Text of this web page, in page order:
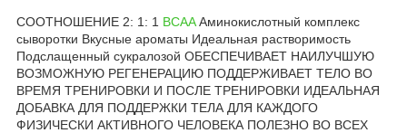
СООТНОШЕНИЕ 2: 1: 1 BCAAАминокислотный комплекс
сыворотки Вкусные ароматы Идеальная растворимость
Подслащенный сукралозой ОБЕСПЕЧИВАЕТ НАИЛУЧШУЮ
ВОЗМОЖНУЮ РЕГЕНЕРАЦИЮ ПОДДЕРЖИВАЕТ ТЕЛО ВО
ВРЕМЯ ТРЕНИРОВКИ И ПОСЛЕ ТРЕНИРОВКИ ИДЕАЛЬНАЯ
ДОБАВКА ДЛЯ ПОДДЕРЖКИ ТЕЛА ДЛЯ КАЖДОГО
ФИЗИЧЕСКИ АКТИВНОГО ЧЕЛОВЕКА ПОЛЕЗНО ВО ВСЕХ